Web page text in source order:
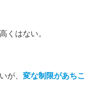
くはない。
が、変な制限があちこ